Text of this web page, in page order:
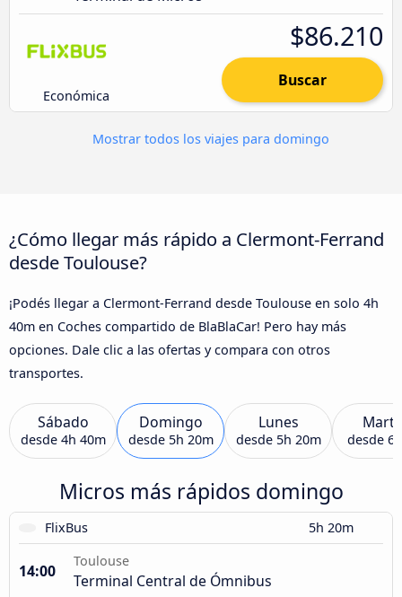
Económica
$86.210
Buscar
Mostrar todos los viajes para domingo
¿Cómo llegar más rápido a Clermont-Ferrand
desde Toulouse?
¡Podés llegar a Clermont-Ferrand desde Toulouse en solo 4h
40m en Coches compartido de BlaBlaCar! Pero hay más
opciones. Dale clic a las ofertas y compara con otros
transportes.
Sábado
desde 4h 40m
Domingo
desde 5h 20m
Lunes
desde 5h 20m desde
Micros más rápidos domingo
FlixBus 5h 20m
14:00
Toulouse
Terminal Central de Ómnibus